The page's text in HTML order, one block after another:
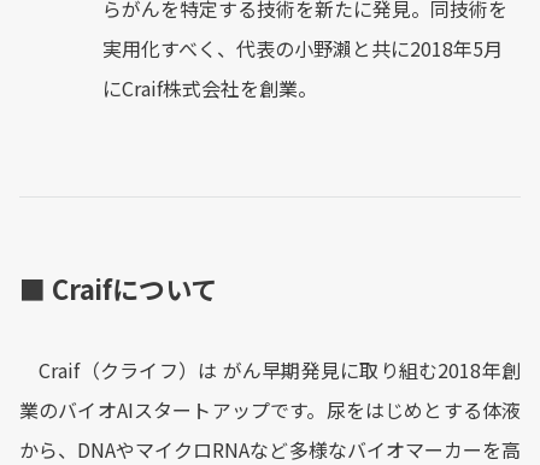
らがんを特定する技術を新たに発見。同技術を
実用化すべく、代表の小野瀨と共に2018年5月
にCraif株式会社を創業。
■ Craifについて
Craif（クライフ）は がん早期発見に取り組む2018年創
業のバイオAIスタートアップです。尿をはじめとする体液
から、DNAやマイクロRNAなど多様なバイオマーカーを高